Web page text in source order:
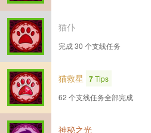
猫仆
完成 30 个支线任务
猫救星 7Tips
62 个支线任务全部完成
神秘之光